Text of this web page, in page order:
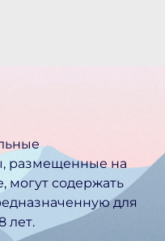
размещенные на
могут содержать
для
лет.